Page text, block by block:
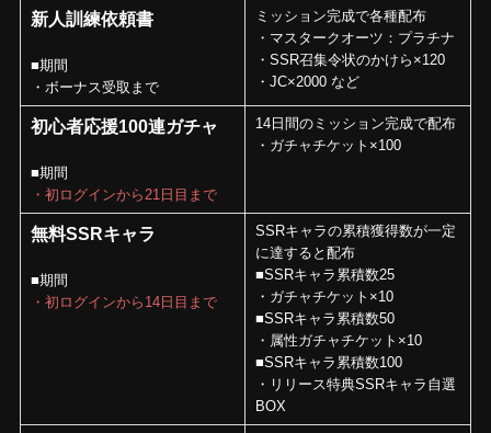
新人訓練依頼書
■期間
・ボーナス受取まで
ミッション完成で各種配布
・マスタークオーツ：プラチナ
・SSR召集令状のかけら×120
・JC×2000 など
初心者応援100連ガチャ
■期間
・初ログインから21日目まで
14日間のミッション完成で配布
・ガチャチケット×100
無料SSRキャラ
■期間
・初ログインから14日目まで
SSRキャラの累積獲得数が一定
に達すると配布
■SSRキャラ累積数25
・ガチャチケット×10
■SSRキャラ累積数50
・属性ガチャチケット×10
■SSRキャラ累積数100
・リリース特典SSRキャラ自選
BOX